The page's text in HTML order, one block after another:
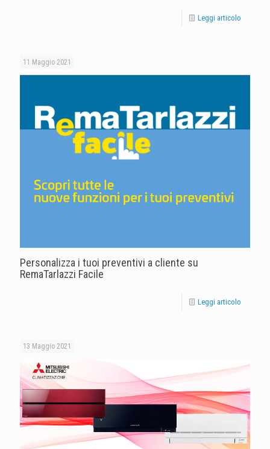
Leggi articolo
11 Maggio 2021
Personalizza i tuoi preventivi a cliente su
RemaTarlazzi Facile
Leggi articolo
13 Maggio 2021